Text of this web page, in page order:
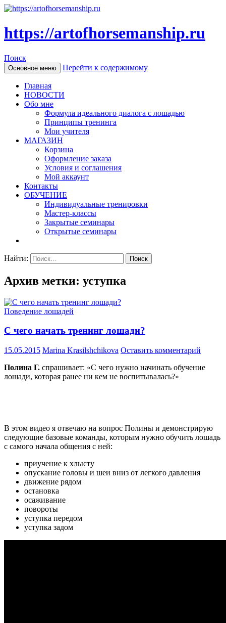
https://artofhorsemanship.ru
Поиск
Основное меню Перейти к содержимому
Главная
НОВОСТИ
Обо мне
Формула идеального диалога с лошадью
Принципы тренинга
Мои учителя
МАГАЗИН
Корзина
Оформление заказа
Условия и соглашения
Мой аккаунт
Контакты
ОБУЧЕНИЕ
Индивидуальные тренировки
Мастер-классы
Закрытые семинары
Открытые семинары
Найти:
Архив метки: уступка
Поведение лошадей
С чего начать тренинг лошади?
15.05.2015 Marina Krasilshchikova Оставить комментарий
Полина Г. спрашивает: «С чего нужно начинать обучение
лошади, которая ранее ни кем не воспитывалась?»
В этом видео я отвечаю на вопрос Полины и демонстрирую
следующие базовые команды, которым нужно обучить лошадь
с самого начала общения с ней:
приучение к хлысту
опускание головы и шеи вниз от легкого давления
движение рядом
остановка
осаживание
повороты
уступка передом
уступка задом